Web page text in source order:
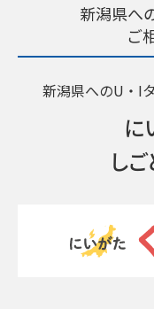
新潟県へ
ご
新潟県へのU・I
に
し